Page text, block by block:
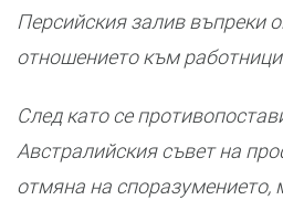
Персийския залив въпреки
отношението към
След като се
Австралийския съвет на
отмяна на споразумението,